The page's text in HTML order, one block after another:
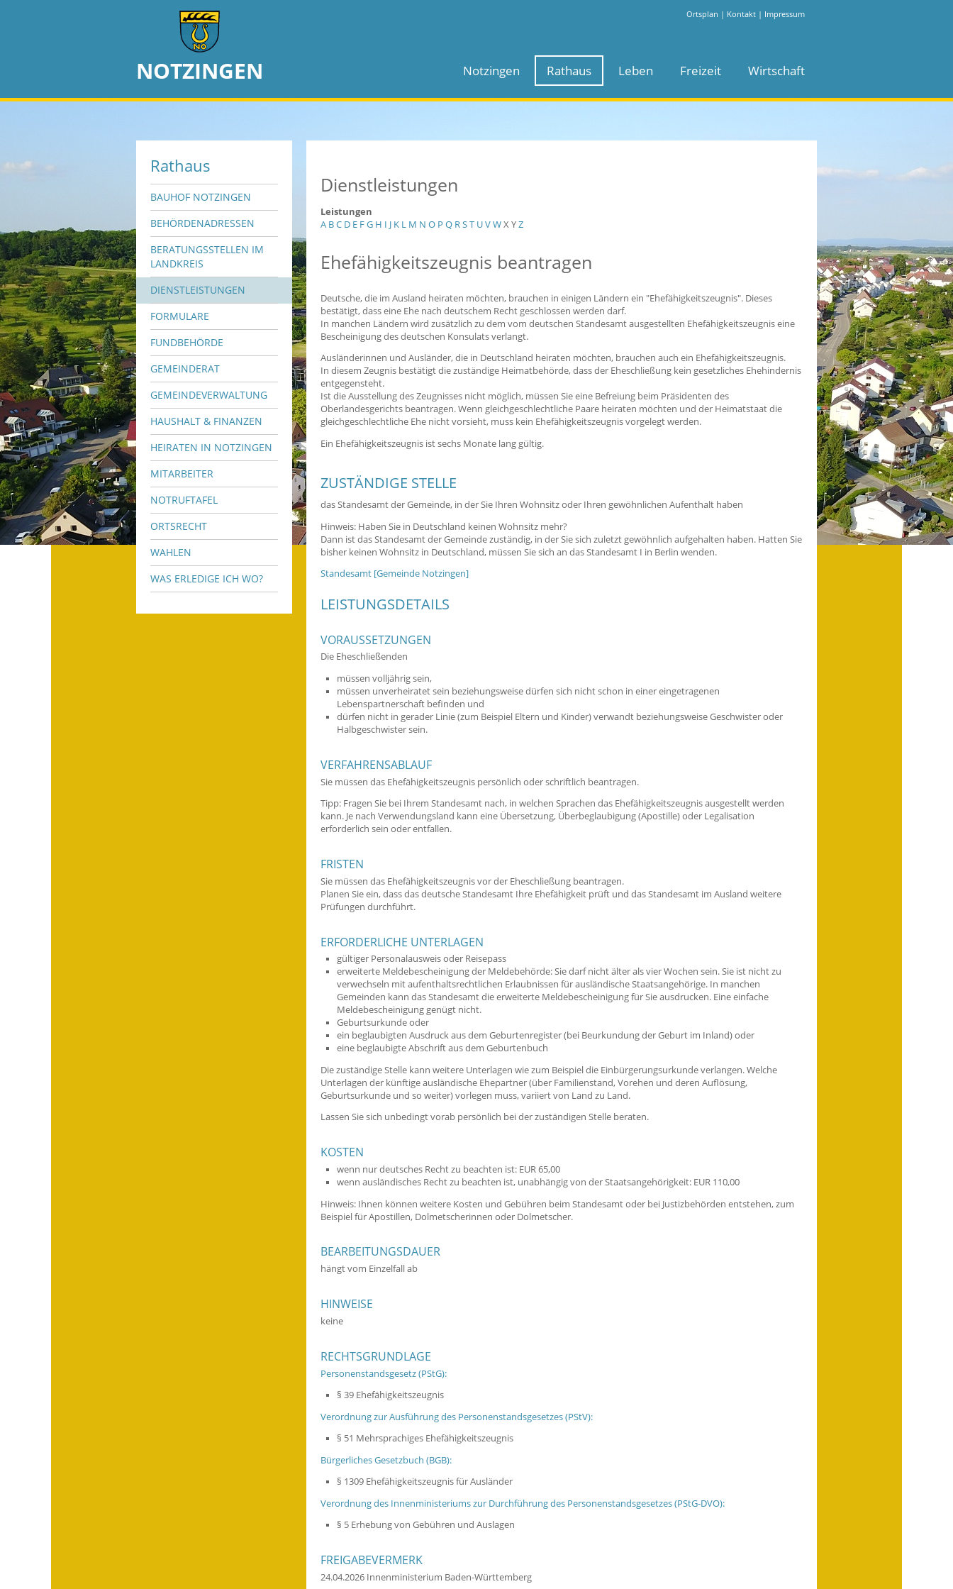
Ortsplan | Kontakt | Impressum
NOTZINGEN Notzingen Rathaus Leben Freizeit Wirtschaft
Rathaus
BAUHOF NOTZINGEN
BEHÖRDENADRESSEN
BERATUNGSSTELLEN IM
LANDKREIS
DIENSTLEISTUNGEN
FORMULARE
FUNDBEHÖRDE
GEMEINDERAT
GEMEINDEVERWALTUNG
HAUSHALT & FINANZEN
HEIRATEN IN NOTZINGEN
MITARBEITER
NOTRUFTAFEL
ORTSRECHT
WAHLEN
WAS ERLEDIGE ICH WO?
Dienstleistungen
Leistungen
A BC D E FG H I J K L M N O P Q RST UVWXYZ
Ehefähigkeitszeugnis beantragen
Deutsche, die im Ausland heiraten möchten, brauchen in einigen Ländern ein "Ehefähigkeitszeugnis". Dieses
bestätigt, dass eine Ehe nach deutschem Recht geschlossen werden darf.
In manchen Ländern wird zusätzlich zu dem vom deutschen Standesamt ausgestellten Ehefähigkeitszeugnis eine
Bescheinigung des deutschen Konsulats verlangt.
Ausländerinnen und Ausländer, die in Deutschland heiraten möchten, brauchen auch ein Ehefähigkeitszeugnis.
In diesem Zeugnis bestätigt die zuständige Heimatbehörde, dass der Eheschließung kein gesetzliches Ehehindernis
entgegensteht.
Ist die Ausstellung des Zeugnisses nicht möglich, müssen Sie eine Befreiung beim Präsidenten des
Oberlandesgerichts beantragen. Wenn gleichgeschlechtliche Paare heiraten möchten und der Heimatstaat die
gleichgeschlechtliche Ehe nicht vorsieht, muss kein Ehefähigkeitszeugnis vorgelegt werden.
Ein Ehefähigkeitszeugnis ist sechs Monate lang gültig.
ZUSTÄNDIGE STELLE
das Standesamt der Gemeinde, in der Sie Ihren Wohnsitz oder Ihren gewöhnlichen Aufenthalt haben
Hinweis: Haben Sie in Deutschland keinen Wohnsitz mehr?
Dann ist das Standesamt der Gemeinde zuständig, in der Sie sich zuletzt gewöhnlich aufgehalten haben. Hatten Sie
bisher keinen Wohnsitz in Deutschland, müssen Sie sich an das Standesamt I in Berlin wenden.
Standesamt [Gemeinde Notzingen]
LEISTUNGSDETAILS
VORAUSSETZUNGEN
Die Eheschließenden
müssen volljährig sein,
müssen unverheiratet sein beziehungsweise dürfen sich nicht schon in einer eingetragenen
Lebenspartnerschaft befinden und
dürfen nicht in gerader Linie (zum Beispiel Eltern und Kinder) verwandt beziehungsweise Geschwister oder
Halbgeschwister sein.
VERFAHRENSABLAUF
Sie müssen das Ehefähigkeitszeugnis persönlich oder schriftlich beantragen.
Tipp: Fragen Sie bei Ihrem Standesamt nach, in welchen Sprachen das Ehefähigkeitszeugnis ausgestellt werden
kann. Je nach Verwendungsland kann eine Übersetzung, Überbeglaubigung (Apostille) oder Legalisation
erforderlich sein oder entfallen.
FRISTEN
Sie müssen das Ehefähigkeitszeugnis vor der Eheschließung beantragen.
Planen Sie ein, dass das deutsche Standesamt Ihre Ehefähigkeit prüft und das Standesamt im Ausland weitere
Prüfungen durchführt.
ERFORDERLICHE UNTERLAGEN
gültiger Personalausweis oder Reisepass
erweiterte Meldebescheinigung der Meldebehörde: Sie darf nicht älter als vier Wochen sein. Sie ist nicht zu
verwechseln mit aufenthaltsrechtlichen Erlaubnissen für ausländische Staatsangehörige. In manchen
Gemeinden kann das Standesamt die erweiterte Meldebescheinigung für Sie ausdrucken. Eine einfache
Meldebescheinigung genügt nicht.
Geburtsurkunde oder
ein beglaubigten Ausdruck aus dem Geburtenregister (bei Beurkundung der Geburt im Inland) oder
eine beglaubigte Abschrift aus dem Geburtenbuch
Die zuständige Stelle kann weitere Unterlagen wie zum Beispiel die Einbürgerungsurkunde verlangen. Welche
Unterlagen der künftige ausländische Ehepartner (über Familienstand, Vorehen und deren Auflösung,
Geburtsurkunde und so weiter) vorlegen muss, variiert von Land zu Land.
Lassen Sie sich unbedingt vorab persönlich bei der zuständigen Stelle beraten.
KOSTEN
wenn nur deutsches Recht zu beachten ist: EUR 65,00
wenn ausländisches Recht zu beachten ist, unabhängig von der Staatsangehörigkeit: EUR 110,00
Hinweis: Ihnen können weitere Kosten und Gebühren beim Standesamt oder bei Justizbehörden entstehen, zum
Beispiel für Apostillen, Dolmetscherinnen oder Dolmetscher.
BEARBEITUNGSDAUER
hängt vom Einzelfall ab
HINWEISE
keine
RECHTSGRUNDLAGE
Personenstandsgesetz (PStG):
§ 39 Ehefähigkeitszeugnis
Verordnung zur Ausführung des Personenstandsgesetzes (PStV):
§ 51 Mehrsprachiges Ehefähigkeitszeugnis
Bürgerliches Gesetzbuch (BGB):
§ 1309 Ehefähigkeitszeugnis für Ausländer
Verordnung des Innenministeriums zur Durchführung des Personenstandsgesetzes (PStG-DVO):
§ 5 Erhebung von Gebühren und Auslagen
FREIGABEVERMERK
24.04.2026 Innenministerium Baden-Württemberg